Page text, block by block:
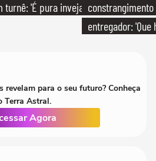
'É pura inveja
entregador: 'Que
revelam para o seu futuro? Conheça
Terra Astral.
Agora